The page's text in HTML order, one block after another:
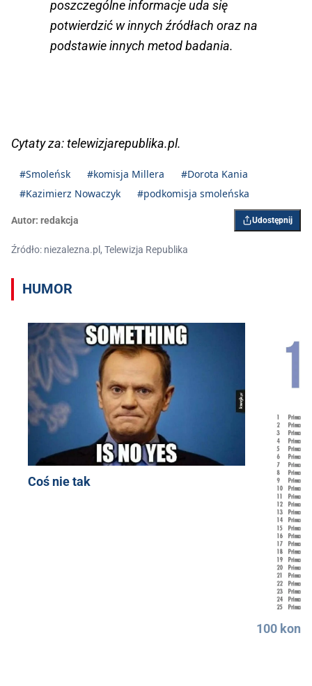
poszczególne informacje uda się
potwierdzić w innych źródłach oraz na
podstawie innych metod badania.
Cytaty za: telewizjarepublika.pl.
#Smoleńsk #komisja Millera
#Dorota Kania
#Kazimierz Nowaczyk
#podkomisja smoleńska
Autor: redakcja Udostępnij
Źródło: niezalezna.pl, Telewizja Republika
HUMOR
Coś nie tak
100